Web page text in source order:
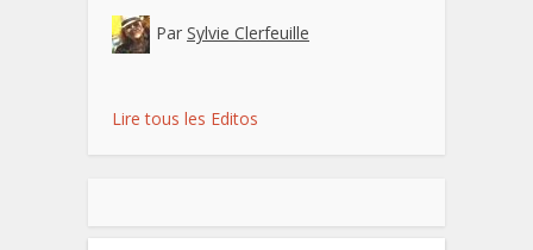
Par Sylvie Clerfeuille
Lire tous les Editos